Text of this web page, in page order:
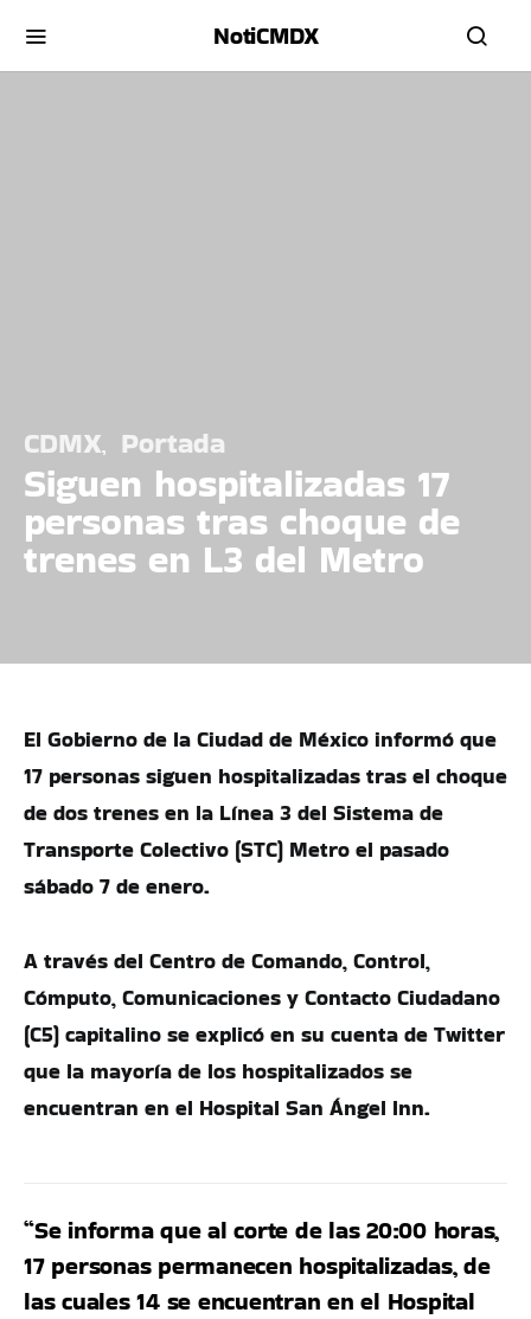
NotiCMDX
CDMX Portada
Siguen hospitalizadas 17
personas tras choque de
trenes en L3 del Metro
El Gobierno de la Ciudad de México informó que
17 personas siguen hospitalizadas tras el choque
de dos trenes en la Línea 3 del Sistema de
Transporte Colectivo (STC) Metro el pasado
sábado 7 de enero.
A través del Centro de Comando, Control,
Cómputo, Comunicaciones y Contacto Ciudadano
(C5) capitalino se explicó en su cuenta de Twitter
que la mayoría de los hospitalizados se
encuentran en el Hospital San Ángel Inn.
“Se informa que al corte de las 20:00 horas,
17 personas permanecen hospitalizadas, de
las cuales 14 se encuentran en el Hospital